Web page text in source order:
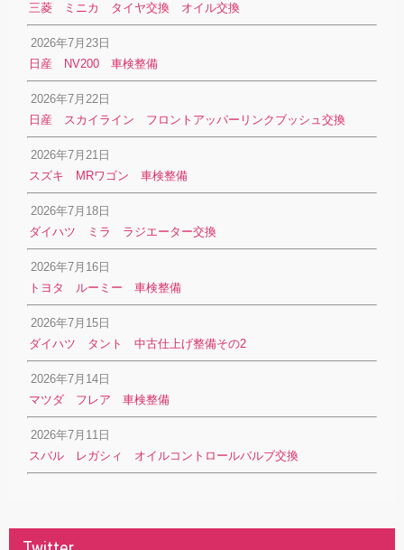
三菱 ミニカ タイヤ交換 オイル交換
2026年7月23日
日産 NV200 車検整備
2026年7月22日
日産 スカイライン フロントアッパーリンクブッシュ交換
2026年7月21日
スズキ MRワゴン 車検整備
2026年7月18日
ダイハツ ミラ ラジエーター交換
2026年7月16日
トヨタ ルーミー 車検整備
2026年7月15日
ダイハツ タント 中古仕上げ整備その2
2026年7月14日
マツダ フレア 車検整備
2026年7月11日
スバル レガシィ オイルコントロールバルブ交換